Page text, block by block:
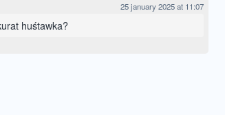
25 january 2025 at 11:07
huśtawka?